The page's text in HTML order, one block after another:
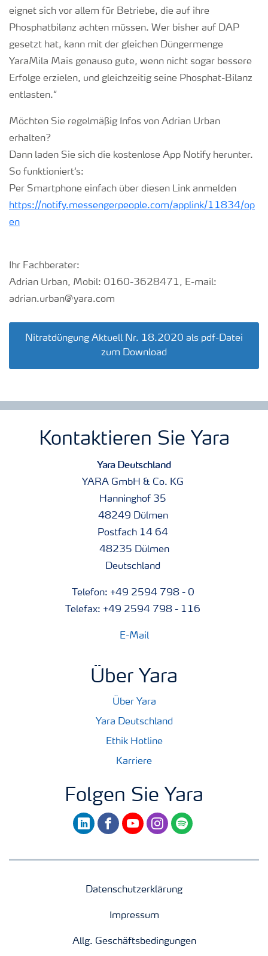
eignet sich vor allem für Betriebe, die auf ihre
Phosphatbilanz achten müssen. Wer bisher auf DAP
gesetzt hat, kann mit der gleichen Düngermenge
YaraMila Mais genauso gute, wenn nicht sogar bessere
Erfolge erzielen, und gleichzeitig seine Phosphat-Bilanz
entlasten.“
Möchten Sie regelmäßig Infos von Adrian Urban
erhalten?
Dann laden Sie sich die kostenlose App Notify herunter.
So funktioniert‘s:
Per Smartphone einfach über diesen Link anmelden
https://notify.messengerpeople.com/applink/11834/op
en
Ihr Fachberater:
Adrian Urban, Mobil: 0160-3628471, E-mail:
adrian.urban@yara.com
Nitratdüngung Aktuell Nr. 18.2020 als pdf-Datei
zum Download
Kontaktieren Sie Yara
Yara Deutschland
YARA GmbH & Co. KG
Hanninghof 35
48249 Dülmen
Postfach 14 64
48235 Dülmen
Deutschland
Telefon: +49 2594 798 - 0
Telefax: +49 2594 798 - 116
E-Mail
Über Yara
Über Yara
Yara Deutschland
Ethik Hotline
Karriere
Folgen Sie Yara
linkedinfacebookyoutubeinstagram
spotify
Datenschutzerklärung
Impressum
Allg. Geschäftsbedingungen